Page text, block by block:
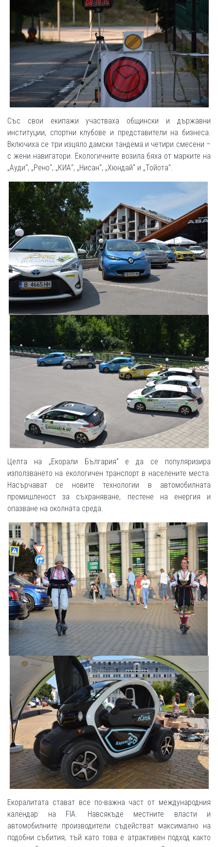
Със свои екипажи участваха общински и държавни
институции, спортни клубове и представители на бизнеса.
Включиха се три изцяло дамски тандема и четири смесени –
с жени навигатори. Екологичните возила бяха от марките на
„Ауди“, „Рено“, „КИА“, „Нисан“, „Хюндай“ и „Тойота“.
Целта на „Екорали България“ е да се популяризира
използването на екологичен транспорт в населените места.
Насърчават се новите технологии в автомобилната
промишленост за съхраняване, пестене на енергия и
опазване на околната среда.
Екоралитата стават все по-важна част от международния
календар на FIA. Навсякъде местните власти и
автомобилните производители съдействат максимално на
подобни събития, тъй като това е атрактивен подход както